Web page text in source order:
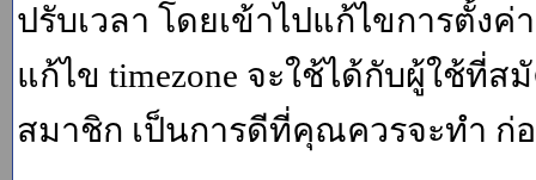
ปรับเวลา โดยเข้าไปแก้ไขการตั้ง
แก้ไข timezone จะใช้ได้กับผู้ใช้ที่
สมาชิก เป็นการดีที่คุณควรจะทำ